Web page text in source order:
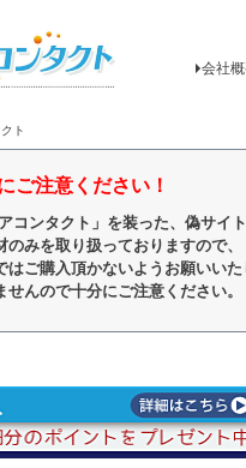
ト
会社
注意ください！
コンタクト」を装った、偽サイ
みを取り扱っておりますので、
ご購入頂かないようお願いい
んので十分にご注意ください。